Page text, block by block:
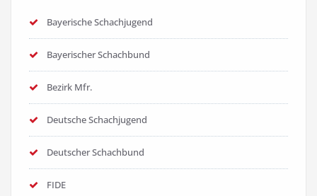
Bayerische Schachjugend
Bayerischer Schachbund
Bezirk Mfr.
Deutsche Schachjugend
Deutscher Schachbund
FIDE